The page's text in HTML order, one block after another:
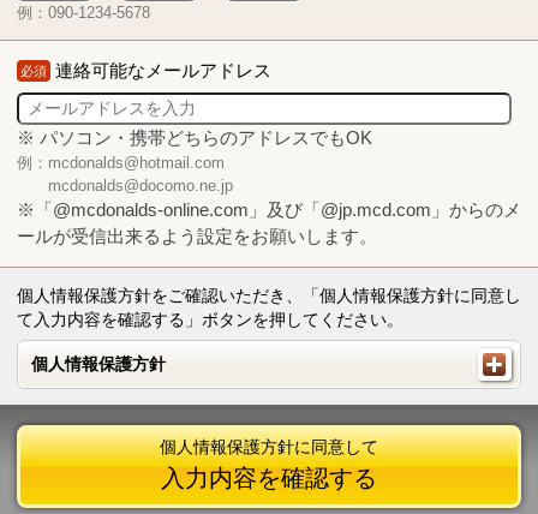
例：090-1234-5678
必須 連絡可能なメールアドレス
※ パソコン・携帯どちらのアドレスでもOK
例：mcdonalds@hotmail.com
mcdonalds@docomo.ne.jp
※「@mcdonalds-online.com」及び「@jp.mcd.com」からのメ
ールが受信出来るよう設定をお願いします。
個人情報保護方針をご確認いただき、「個人情報保護方針に同意し
て入力内容を確認する」ボタンを押してください。
個人情報保護方針
個人情報保護方針
個人情報保護方針に同意して
入力内容を確認する